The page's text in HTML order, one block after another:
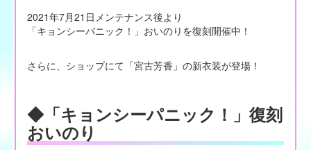
2021年7月21日メンテナンス後より
「キョンシーパニック！」おいのりを復刻開催中！
さらに、ショップにて「宮古芳香」の新衣装が登場！
◆「キョンシーパニック！」復刻
おいのり